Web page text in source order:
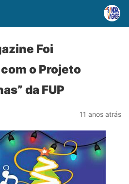
Foi
o Projeto
da FUP
11 anos atrás